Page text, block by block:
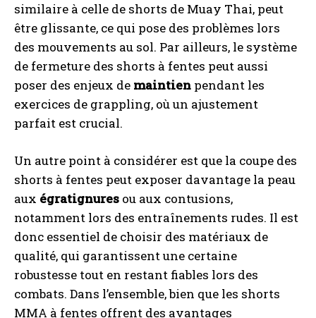
similaire à celle de shorts de Muay Thai, peut
être glissante, ce qui pose des problèmes lors
des mouvements au sol. Par ailleurs, le système
de fermeture des shorts à fentes peut aussi
poser des enjeux de maintien pendant les
exercices de grappling, où un ajustement
parfait est crucial.
Un autre point à considérer est que la coupe des
shorts à fentes peut exposer davantage la peau
aux égratignures ou aux contusions,
notamment lors des entraînements rudes. Il est
donc essentiel de choisir des matériaux de
qualité, qui garantissent une certaine
robustesse tout en restant fiables lors des
combats. Dans l’ensemble, bien que les shorts
MMA à fentes offrent des avantages